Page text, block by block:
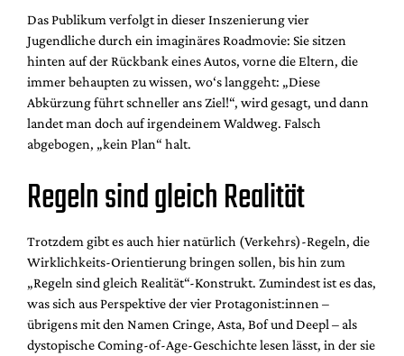
Das Publikum verfolgt in dieser Inszenierung vier
Jugendliche durch ein imaginäres Roadmovie: Sie sitzen
hinten auf der Rückbank eines Autos, vorne die Eltern, die
immer behaupten zu wissen, wo‘s langgeht: „Diese
Abkürzung führt schneller ans Ziel!“, wird gesagt, und dann
landet man doch auf irgendeinem Waldweg. Falsch
abgebogen, „kein Plan“ halt.
Regeln sind gleich Realität
Trotzdem gibt es auch hier natürlich (Verkehrs)-Regeln, die
Wirklichkeits-Orientierung bringen sollen, bis hin zum
„Regeln sind gleich Realität“-Konstrukt. Zumindest ist es das,
was sich aus Perspektive der vier Protagonist:innen –
übrigens mit den Namen Cringe, Asta, Bof und Deepl – als
dystopische Coming-of-Age-Geschichte lesen lässt, in der sie